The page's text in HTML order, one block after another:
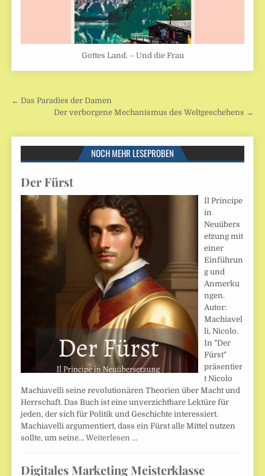
Gottes Land. – Und die Frau
Beitragsnavigation
← Das Paradies der Damen
Der verborgene Mechanismus des Weltgeschehens →
NOCH MEHR LESEPROBEN
Der Fürst
Il Principe
in
Neuübers
etzung mit
einer
Einführun
g und
Anmerku
ngen.
Autor:
Machiavel
li, Nicolo.
In "Der
Fürst"
präsentier
t Nicolo
Machiavelli seine revolutionären Theorien über Macht und
Herrschaft. Das Buch ist eine unverzichtbare Lektüre für
jeden, der sich für Politik und Geschichte interessiert.
Machiavelli argumentiert, dass ein Fürst alle Mittel nutzen
sollte, um seine…Weiterlesen …
Digitales Marketing Meisterklasse